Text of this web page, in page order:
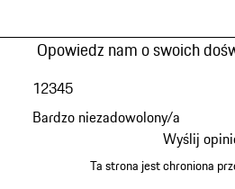
Opowiedz nam o swoich
Bardzo niezadowolony/a
12345
Wyślij
Ta strona jest chroniona